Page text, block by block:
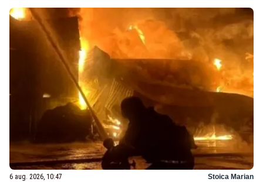
6 aug. 2026, 10:47 Stoica Marian